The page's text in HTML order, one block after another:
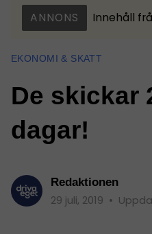
ANNONS Innehåll
EKONOMI & SKATT
De skickar
dagar!
Redaktionen
29 juli, 2019 •